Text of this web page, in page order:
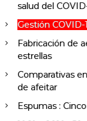
salud del
Gestión
Fabricación de
estrellas
Comparativas
de afeitar
Espumas :